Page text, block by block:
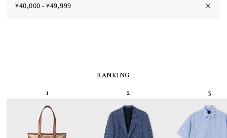
¥40,000 - ¥49,999 ×
RANKING